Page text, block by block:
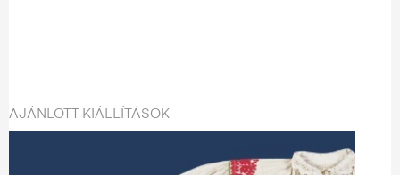
AJÁNLOTT KIÁLLÍTÁSOK